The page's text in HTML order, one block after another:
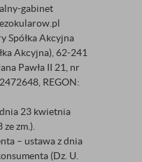
gabinet
Spółka Akcyjna
Akcyjna), 62-241
Pawła II 21, nr
REGON:
23 kwietnia
zm.).
– ustawa z dnia
(Dz. U.